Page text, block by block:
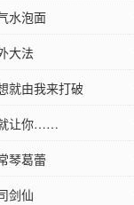
水泡面
大法
就由我来打破
让你……
琴葛蕾
剑仙